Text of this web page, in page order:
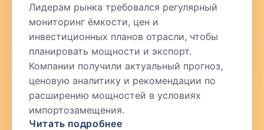
Лидерам рынка требовался регулярный
мониторинг ёмкости, цен и
инвестиционных планов отрасли, чтобы
планировать мощности и экспорт.
Компании получили актуальный прогноз,
ценовую аналитику и рекомендации по
расширению мощностей в условиях
импортозамещения.
Читать подробнее